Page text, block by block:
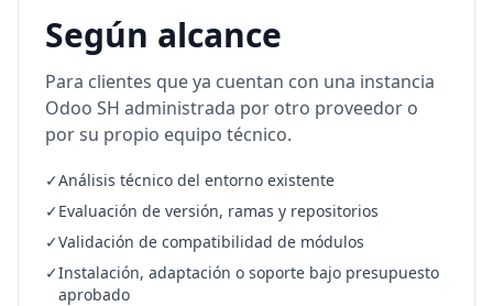
Según alcance
Para clientes que ya cuentan con una instancia
Odoo SH administrada por otro proveedor o
por su propio equipo técnico.
✓Análisis técnico del entorno existente
✓Evaluación de versión, ramas y repositorios
✓Validación de compatibilidad de módulos
✓Instalación, adaptación o soporte bajo presupuesto
aprobado